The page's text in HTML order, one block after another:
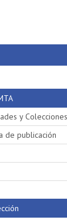
y Colecciones
de publicación